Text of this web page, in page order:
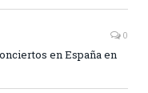
0
en España en